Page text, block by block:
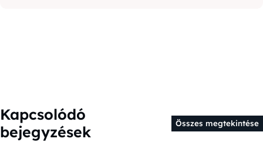
Kapcsolódó
bejegyzések
Összes megtekintése